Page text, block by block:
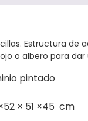
Estructura
o albero para
pintado
× 51 ×45 cm